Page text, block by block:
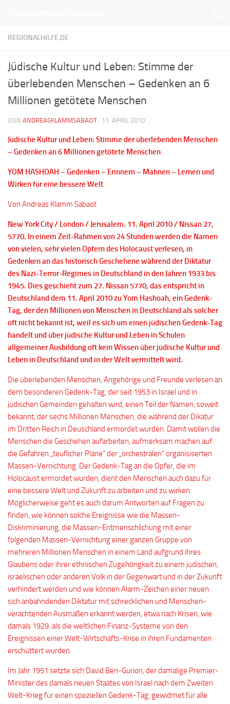
REGIONALHILFE.DE
Jüdische Kultur und Leben: Stimme der
überlebenden Menschen – Gedenken an 6
Millionen getötete Menschen
VON ANDREASKLAMMSABAOT · 11. APRIL 2010
Jüdische Kultur und Leben: Stimme der überlebenden Menschen
– Gedenken an 6 Millionen getötete Menschen
YOM HASHOAH – Gedenken – Erinnern – Mahnen – Lernen und
Wirken für eine bessere Welt
Von Andreas Klamm Sabaot
New York City / London / Jerusalem. 11. April 2010 / Nissan 27,
5770. In einem Zeit-Rahmen von 24 Stunden werden die Namen
von vielen, sehr vielen Opfern des Holocaust verlesen, in
Gedenken an das historisch Geschehene während der Diktatur
des Nazi-Terror-Regimes in Deutschland in den Jahren 1933 bis
1945. Dies geschieht zum 27. Nissan 5770, das entspricht in
Deutschland dem 11. April 2010 zu Yom Hashoah, ein Gedenk-
Tag, der den Millionen von Menschen in Deutschland als solcher
oft nicht bekannt ist, weil es sich um einen jüdischen Gedenk-Tag
handelt und über jüdische Kultur und Leben in Schulen
allgemeiner Ausbildung oft kein Wissen über jüdische Kultur und
Leben in Deutschland und in der Welt vermittelt wird.
Die überlebenden Menschen, Angehörige und Freunde verlesen an
dem besonderen Gedenk-Tag, der seit 1953 in Israel und in
jüdischen Gemeinden gehalten wird, einen Teil der Namen, soweit
bekannt, der sechs Millionen Menschen, die während der Dikatur
im Dritten Reich in Deuschland ermordet wurden. Damit wollen die
Menschen die Geschehen aufarbeiten, aufmerksam machen auf
die Gefahren „teuflicher Pläne“ der „orchestralen“ organisiserten
Massen-Vernichtung. Der Gedenk-Tag an die Opfer, die im
Holocaust ermordet wurden, dient den Menschen auch dazu für
eine bessere Welt und Zukunft zu arbeiten und zu wirken.
Möglicherweise geht es auch darum Antworten auf Fragen zu
finden, wie können solche Ereignisse wie die Massen-
Diskriminierung, die Massen-Entmenschlichung mit einer
folgenden Massen-Vernichtung einer ganzen Gruppe von
mehreren Millionen Menschen in einem Land aufgrund ihres
Glaubens oder ihrer ethnischen Zugehörigkeit zu einem jüdischen,
israelischen oder anderen Volk in der Gegenwart und in der Zukunft
verhindert werden und wie können Alarm-Zeichen einer neuen
sich anbahndenden Diktatur mit schrecklichen und Menschen-
verachtenden Ausmaßen erkannt werden, etwa nach Krisen, wie
damals 1929, als die weltlichen Finanz-Systeme von den
Ereignissen einer Welt-Wirtschafts-Krise in ihren Fundamenten
erschüttert wurden.
Im Jahr 1951 setzte sich David Ben-Gurion, der damalige Premier-
Minister des damals neuen Staates von Israel nach dem Zweiten
Welt-Krieg für einen speziellen Gedenk-Tag, gewidmet für alle